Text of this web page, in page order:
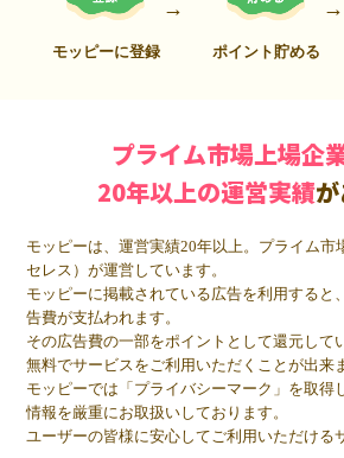
モッピーに登録 ポイント貯める
プライム市場上場企
20年以上の運営実績
モッピーは、運営実績20年以上。プライム市
セレス）が運営しています。
モッピーに掲載されている広告を利用すると
告費が支払われます。
その広告費の一部をポイントとして還元して
無料でサービスをご利用いただくことが出来
モッピーでは「プライバシーマーク」を取得
情報を厳重にお取扱いしております。
ユーザーの皆様に安心してご利用いただける